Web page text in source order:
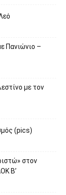
Πανιώνιο –
με τον
(pics)
στον
Β’